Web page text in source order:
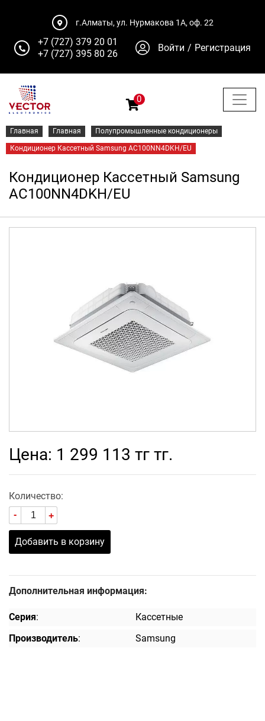
г.Алматы, ул. Нурмакова 1А, оф. 22
+7 (727) 379 20 01
+7 (727) 395 80 26
Войти / Регистрация
0
Главная Главная Полупромышленные кондиционеры
Кондиционер Кассетный Samsung AC100NN4DKH/EU
Кондиционер Кассетный Samsung
AC100NN4DKH/EU
Цена: 1 299 113 тг тг.
Количество:
+
-
Добавить в корзину
Дополнительная информация:
Серия:
Кассетные
Производитель: Samsung